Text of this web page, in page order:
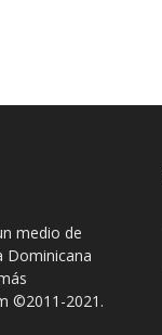
medio de
Dominicana
©2011-2021.